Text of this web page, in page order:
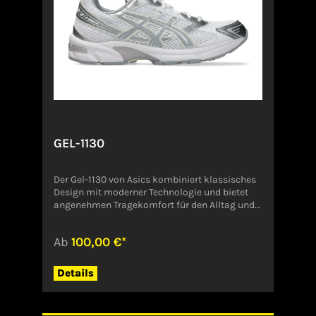
ce.com
GEL-1130
Der Gel-1130 von Asics kombiniert klassisches
Design mit moderner Technologie und bietet
angenehmen Tragekomfort für den Alltag und
Strapazierfähigkeit und eine hochwertige
überzeugt der Schuh mit optimaler
Stoßabsorption und Unterstützung bei jedem
Schritt, während die robuste Außensohle
Ab 100,00 €*
Details